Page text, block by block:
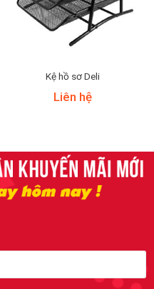
Kệ hồ sơ Deli
Liên hệ